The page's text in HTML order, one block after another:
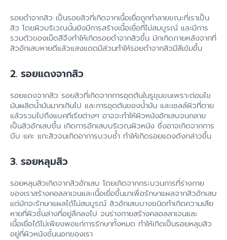
รอยดำจากสิว เป็นรอยสิวที่เกิดจากเนื้อเยื่อถูกทำลายขณะที่เราเป็น
สิว โดยผิวบริเวณนั้นยังมีการสร้างเนื้อเยื่อที่ไม่สมบูรณ์ และมีการ
รวมตัวของเม็ดสีจึงทำให้เกิดรอยดำจากสิวขึ้น มักเกิดภายหลังจากที่
สิวอักเสบหายดีแล้วแสงแดดมีส่วนทำให้รอยดำจากสิวมีสีเข้มขึ้น
2. รอยแดงจากสิว
รอยแดงจากสิว รอยสิวที่เกิดจากการอุดตันในรูขุมขนเพราะต่อมไข
มันผลิตน้ำมันมากเกินไป และการอุดตันของน้ำมัน และเซลล์ผิวที่ตาย
แล้วรวมไปถึงแบคทีเรียต่างๆ อาจจะทำให้ผิวหนังอักเสบจนกลาย
เป็นสิวอักเสบขึ้น เกิดการอักเสบบริเวณผิวหนัง ซึ่งอาจเกิดจากการ
บีบ แคะ แกะสิวจนเกิดอาการบวบช้ำ ทำให้เกิดรอยแดงดังกล่าวขึ้น
3. รอยหลุมสิว
รอยหลุมสิวเกิดจากสิวอักเสบ โดยเกิดจากกระบวนการที่ร่างกาย
ของเราสร้างคอลลาเจนและเนื้อเยื่อขึ้นมาเพื่อรักษาแผลจากสิวอักเสบ
แต่มักจะรักษาแผลได้ไม่สมบูรณ์ สิวอักเสบบางชนิดทำเกิดความเสีย
หายที่ผิวชั้นล่างที่อยู่ลึกลงไป จนร่างกายสร้างคลอลลาเจนและ
เนื้อเยื่อได้ไม่เพียงพอแก่การรักษาทั้งหมด ทำให้เกิดเป็นรอยหลุมสิว
อยู่ที่ผิวหนังชั้นนอกของเรา